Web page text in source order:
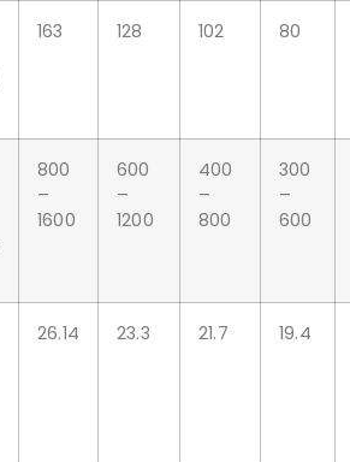
163 128 102 80
800
–
1600
600
–
1200
400
–
800
300
–
600
26.14 23.3 21.7 19.4